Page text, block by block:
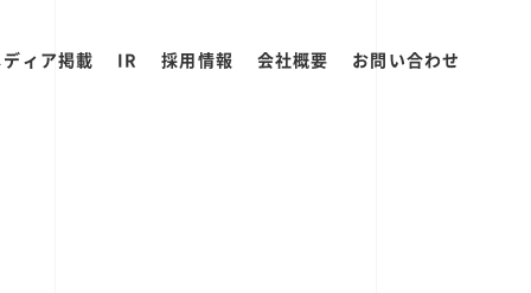
ィア掲載 IR 採用情報 会社概要 お問い合わせ